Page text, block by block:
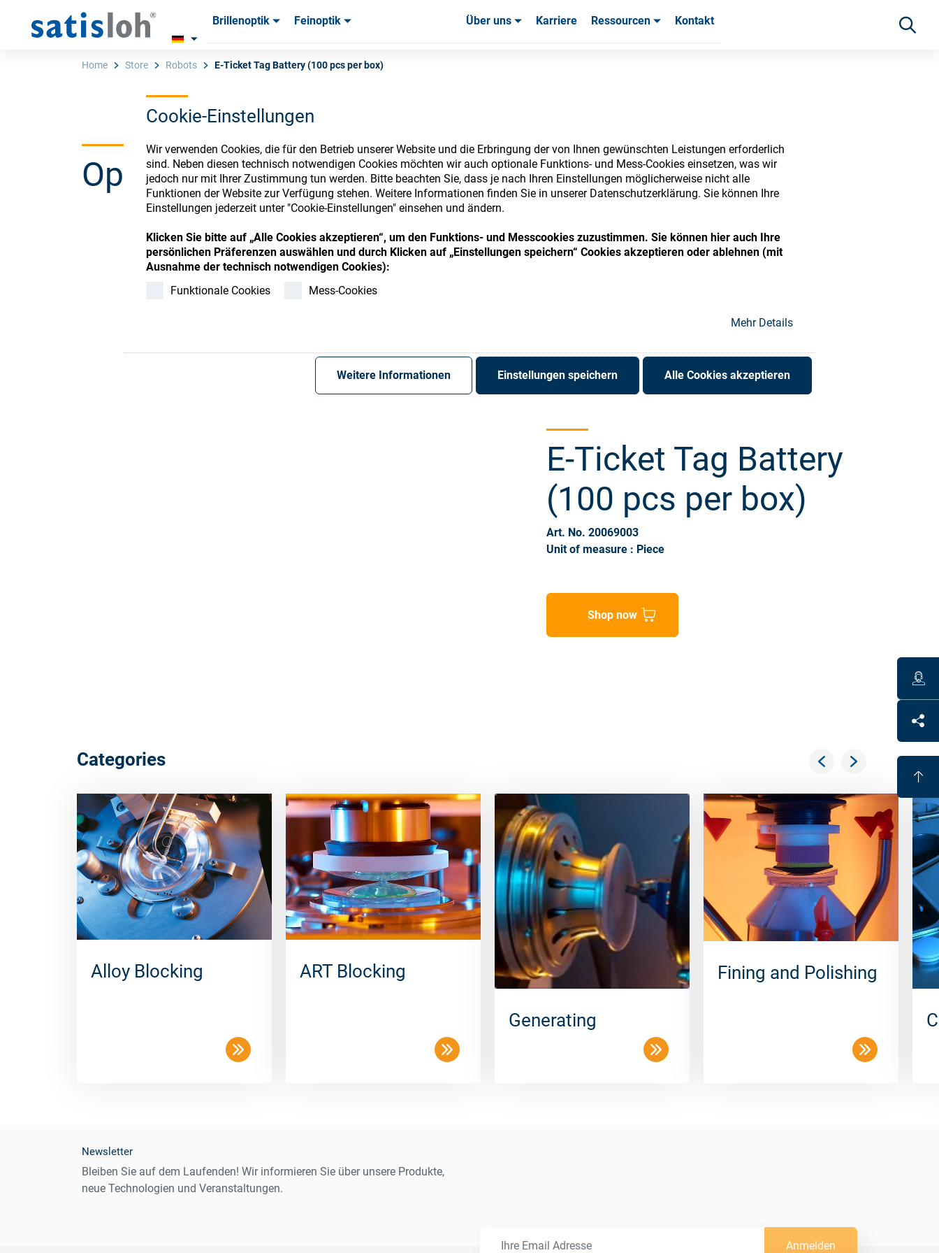
Cookie-Einstellungen
Wir verwenden Cookies, die für den Betrieb unserer Website und die Erbringung der von Ihnen gewünschten Leistungen erforderlich
sind. Neben diesen technisch notwendigen Cookies möchten wir auch optionale Funktions- und Mess-Cookies einsetzen, was wir
jedoch nur mit Ihrer Zustimmung tun werden. Bitte beachten Sie, dass je nach Ihren Einstellungen möglicherweise nicht alle
Funktionen der Website zur Verfügung stehen. Weitere Informationen finden Sie in unserer Datenschutzerklärung. Sie können Ihre
Einstellungen jederzeit unter "Cookie-Einstellungen" einsehen und ändern.
Klicken Sie bitte auf „Alle Cookies akzeptieren“, um den Funktions- und Messcookies zuzustimmen. Sie können hier auch Ihre
persönlichen Präferenzen auswählen und durch Klicken auf „Einstellungen speichern“ Cookies akzeptieren oder ablehnen (mit
Ausnahme der technisch notwendigen Cookies):
Funktionale Cookies
Mess-Cookies
Mehr Details
Weitere Informationen Einstellungen speichern Alle Cookies akzeptieren
Brillenoptik Feinoptik Über uns Karriere Ressourcen Kontakt
Brillenoptik
Home Store Robots E-Ticket Tag Battery (100 pcs per box)
Ophthalmic Consumables Store
Register or Sign-in to access your accounts and explore our wide range of ophthalmic
E-Ticket Tag Battery
(100 pcs per box)
Art. No. 20069003
Unit of measure : Piece
Shop now
Categories
Alloy Blocking ART Blocking
Generating
Fining and Polishing
Newsletter
Bleiben Sie auf dem Laufenden! Wir informieren Sie über unsere Produkte,
neue Technologien und Veranstaltungen.
Anmelden